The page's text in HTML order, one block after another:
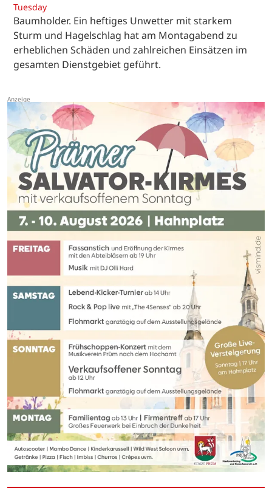
Tuesday
Baumholder. Ein heftiges Unwetter mit starkem
Sturm und Hagelschlag hat am Montagabend zu
erheblichen Schäden und zahlreichen Einsätzen im
gesamten Dienstgebiet geführt.